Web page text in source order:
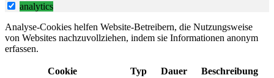
analytics
Analyse-Cookies helfen Website-Betreibern, die Nutzungsweise
von Websites nachzuvollziehen, indem sie Informationen anonym
erfassen.
Cookie Typ Dauer Beschreibung